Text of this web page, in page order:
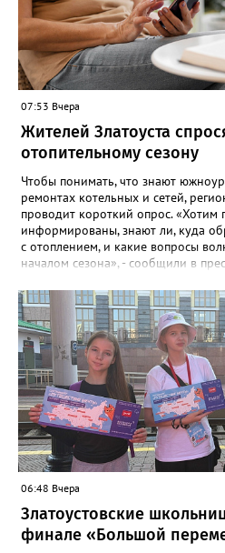
07:53 Вчера
Жителей Златоуста
отопительному сезону
Чтобы понимать, что знают
ремонтах котельных и сетей,
проводит короткий опрос. «Хотим
информированы, знают ли, куда
с отоплением, и какие вопросы
началом сезона», - сообщили в
6 вопросов. Южноуральцам,
опасениями, мучающими их
своевременное начало
квартире, возможные аварии и
отопление. А также поставить
компании – в диапазоне от
«Безусловно плохо». «Опрос
ответы помогут обратить
действительно важны для людей»,
министерстве.
06:48 Вчера
Златоустовские
финале «Большой